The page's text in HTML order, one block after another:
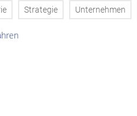
Strategie Unternehmen